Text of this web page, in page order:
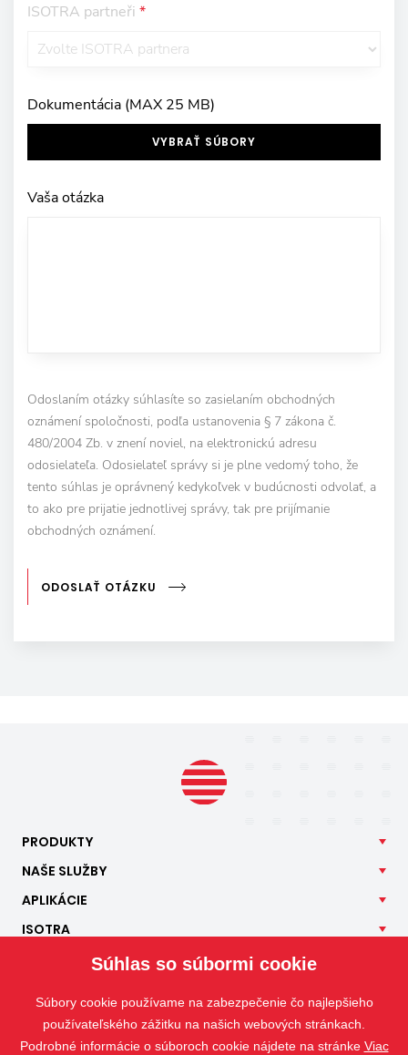
ISOTRA partneři *
Dokumentácia (MAX 25 MB)
VYBRAŤ SÚBORY
Vaša otázka
Odoslaním otázky súhlasíte so zasielaním obchodných
oznámení spoločnosti, podľa ustanovenia § 7 zákona č.
480/2004 Zb. v znení noviel, na elektronickú adresu
odosielateľa. Odosielateľ správy si je plne vedomý toho, že
tento súhlas je oprávnený kedykoľvek v budúcnosti odvolať, a
to ako pre prijatie jednotlivej správy, tak pre prijímanie
obchodných oznámení.
ODOSLAŤ OTÁZKU
PRODUKTY
NAŠE SLUŽBY
APLIKÁCIE
ISOTRA
Súhlas so súbormi cookie
Súbory cookie používame na zabezpečenie čo najlepšieho
používateľského zážitku na našich webových stránkach.
Podrobné informácie o súboroch cookie nájdete na stránke Viac